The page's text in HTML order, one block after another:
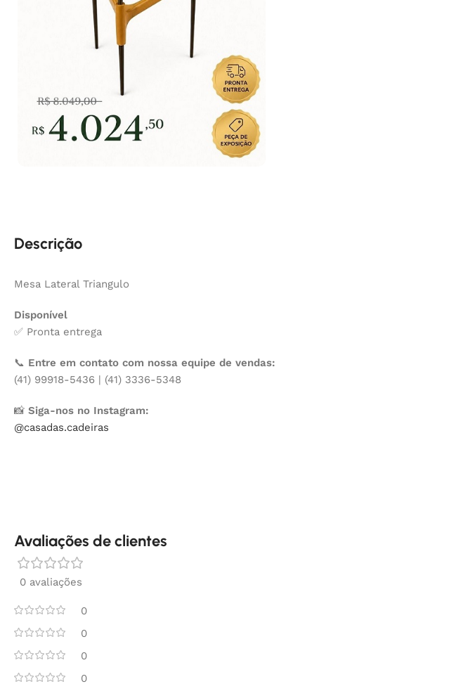
Descrição
Mesa Lateral Triangulo
Disponível
✅ Pronta entrega
📞 Entre em contato com nossa equipe de vendas:
(41) 99918-5436 | (41) 3336-5348
📸 Siga-nos no Instagram:
@casadas.cadeiras
Avaliações de clientes
0 avaliações
0
0
0
0